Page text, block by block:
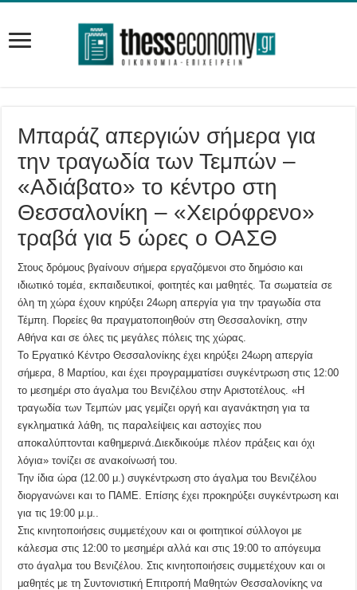
Μπαράζ απεργιών σήμερα για
την τραγωδία των Τεμπών –
«Αδιάβατο» το κέντρο στη
Θεσσαλονίκη – «Χειρόφρενο»
τραβά για 5 ώρες ο ΟΑΣΘ
Στους δρόμους βγαίνουν σήμερα εργαζόμενοι στο δημόσιο και
ιδιωτικό τομέα, εκπαιδευτικοί, φοιτητές και μαθητές. Τα σωματεία σε
όλη τη χώρα έχουν κηρύξει 24ωρη απεργία για την τραγωδία στα
Τέμπη. Πορείες θα πραγματοποιηθούν στη Θεσσαλονίκη, στην
Αθήνα και σε όλες τις μεγάλες πόλεις της χώρας.
Το Εργατικό Κέντρο Θεσσαλονίκης έχει κηρύξει 24ωρη απεργία
σήμερα, 8 Μαρτίου, και έχει προγραμματίσει συγκέντρωση στις 12:00
το μεσημέρι στο άγαλμα του Βενιζέλου στην Αριστοτέλους. «Η
τραγωδία των Τεμπών μας γεμίζει οργή και αγανάκτηση για τα
εγκληματικά λάθη, τις παραλείψεις και αστοχίες που
αποκαλύπτονται καθημερινά.Διεκδικούμε πλέον πράξεις και όχι
λόγια» τονίζει σε ανακοίνωσή του.
Την ίδια ώρα (12.00 μ.) συγκέντρωση στο άγαλμα του Βενιζέλου
διοργανώνει και το ΠΑΜΕ. Επίσης έχει προκηρύξει συγκέντρωση και
για τις 19:00 μ.μ..
Στις κινητοποιήσεις συμμετέχουν και οι φοιτητικοί σύλλογοι με
κάλεσμα στις 12:00 το μεσημέρι αλλά και στις 19:00 το απόγευμα
στο άγαλμα του Βενιζέλου. Στις κινητοποιήσεις συμμετέχουν και οι
μαθητές με τη Συντονιστική Επιτροπή Μαθητών Θεσσαλονίκης να